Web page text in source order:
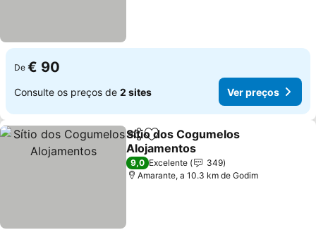
De € 90
Consulte os preços de 2 sites Ver preços
PartilharAdicionar aos favoritos
Sítio dos Cogumelos
Alojamentos
Ver preços
9,0 Excelente
349
Amarante, a 10.3 km de Godim